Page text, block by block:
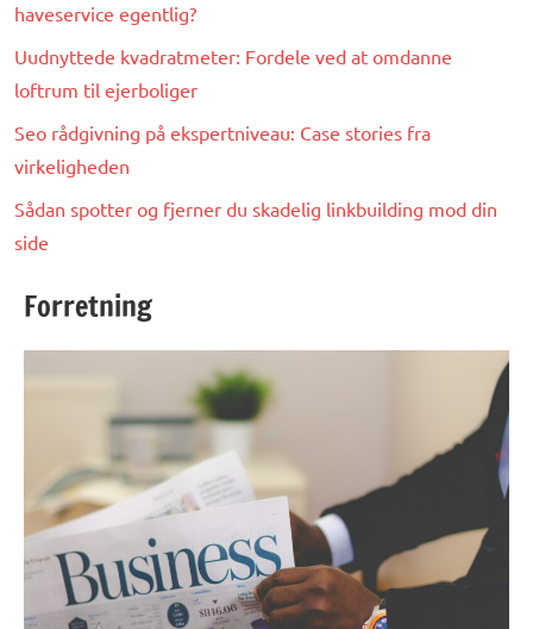
haveservice egentlig?
Uudnyttede kvadratmeter: Fordele ved at omdanne
loftrum til ejerboliger
Seo rådgivning på ekspertniveau: Case stories fra
virkeligheden
Sådan spotter og fjerner du skadelig linkbuilding mod din
side
Forretning